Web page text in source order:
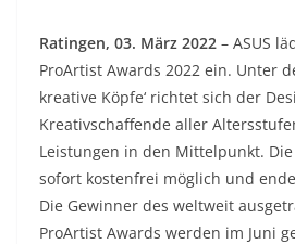
Ratingen, 03. März 2022 – ASUS
ProArtist Awards 2022 ein. Unter
kreative Köpfe‘ richtet sich der
Kreativschaffende aller
Leistungen in den Mittelpunkt.
sofort kostenfrei möglich und
Die Gewinner des weltweit
ProArtist Awards werden im Juni